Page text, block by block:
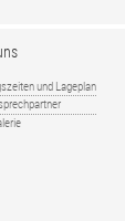
und Lageplan